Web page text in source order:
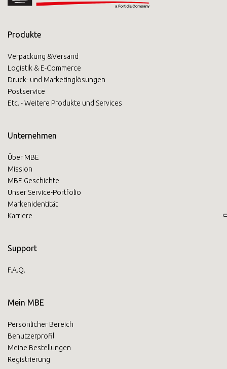
Produkte
Verpackung &Versand
Logistik & E-Commerce
Druck- und Marketinglösungen
Postservice
Etc. - Weitere Produkte und Services
Unternehmen
Über MBE
Mission
MBE Geschichte
Unser Service-Portfolio
Markenidentität
Karriere
Support
F.A.Q.
Mein MBE
Persönlicher Bereich
Benutzerprofil
Meine Bestellungen
Registrierung